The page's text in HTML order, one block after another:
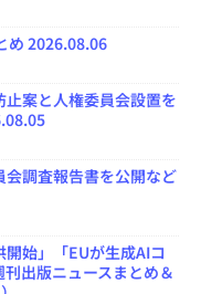
め 2026.08.06
止案と人権委員会設置を
調査報告書を公開など
開始」「EUが生成AIコ
出版ニュースまとめ＆